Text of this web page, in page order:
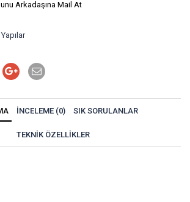
Arkadaşına Mail At
İNCELEME (0) SIK SORULANLAR
TEKNIK ÖZELLIKLER